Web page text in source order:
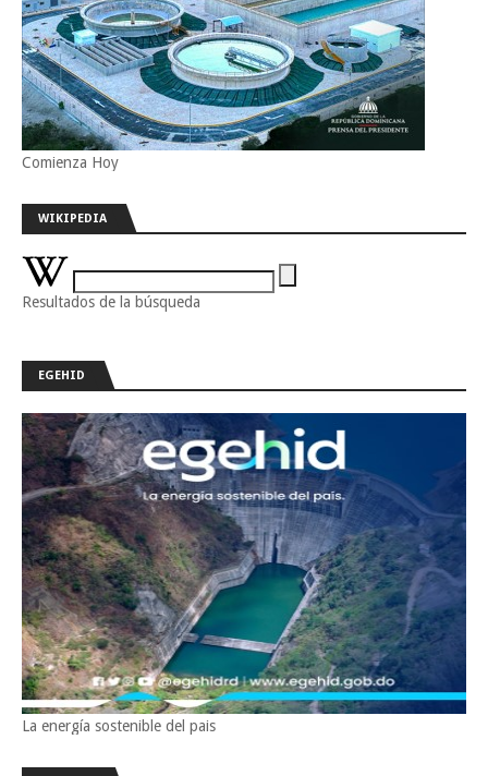
Comienza Hoy
WIKIPEDIA
Resultados de la búsqueda
EGEHID
La energía sostenible del pais